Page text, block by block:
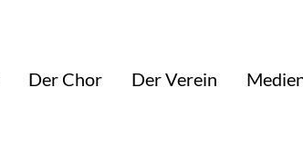
Der Chor Der Verein